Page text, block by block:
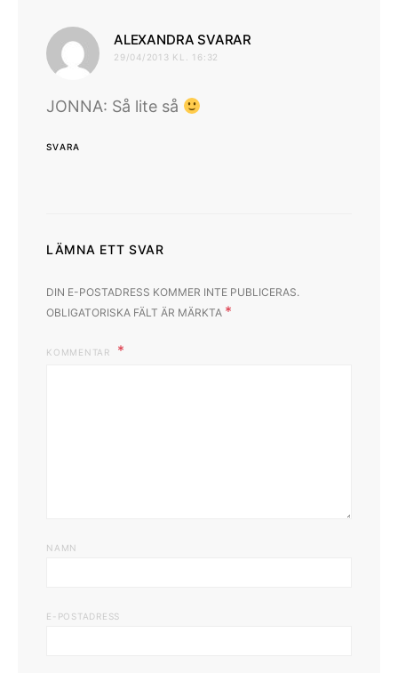
ALEXANDRA SVARAR
29/04/2013 KL. 16:32
JONNA: Så lite så
SVARA
LÄMNA ETT SVAR
DIN E-POSTADRESS KOMMER INTE PUBLICERAS.
OBLIGATORISKA FÄLT ÄR MÄRKTA *
KOMMENTAR
NAMN
E-POSTADRESS